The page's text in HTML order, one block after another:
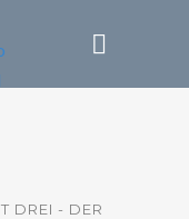
DREI - DER